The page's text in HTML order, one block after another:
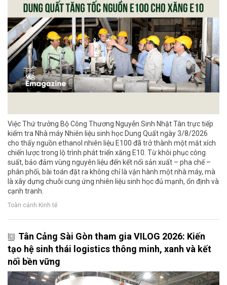
Việc Thứ trưởng Bộ Công Thương Nguyễn Sinh Nhật Tân trực tiếp
kiểm tra Nhà máy Nhiên liệu sinh học Dung Quất ngày 3/8/2026
cho thấy nguồn ethanol nhiên liệu E100 đã trở thành một mắt xích
chiến lược trong lộ trình phát triển xăng E10. Từ khôi phục công
suất, bảo đảm vùng nguyên liệu đến kết nối sản xuất – pha chế –
phân phối, bài toán đặt ra không chỉ là vận hành một nhà máy, mà
là xây dựng chuỗi cung ứng nhiên liệu sinh học đủ mạnh, ổn định và
cạnh tranh.
Toàn cảnh Kinh tế
Tân Cảng Sài Gòn tham gia VILOG 2026: Kiến
tạo hệ sinh thái logistics thông minh, xanh và kết
nối bền vững